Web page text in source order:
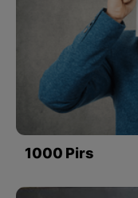
1000 Pirs